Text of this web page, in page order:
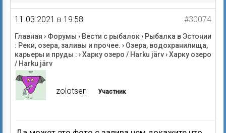
11.03.2021 в 19:58 #30074
Главная › Форумы › Вести с рыбалок› Рыбалка в Эстонии
: Реки, озера, заливы и прочее. › Озера, водохранилища,
карьеры и пруды : ›Харку озеро / Harku järv›Харку озеро
/ Harku järv
zolotsen Участник